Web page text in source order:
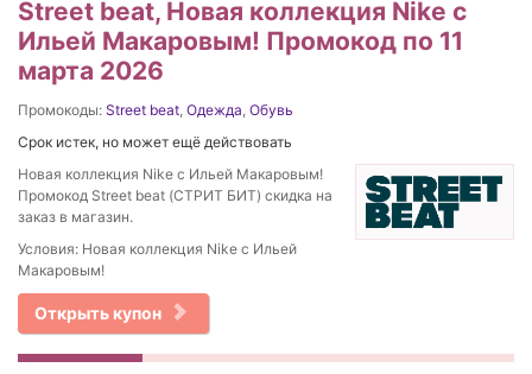
Street beat, Новая коллекция Nike c
Ильей Макаровым! Промокод по 11
марта 2026
Промокоды: Street beat, Одежда, Обувь
Срок истек, но может ещё действовать
Новая коллекция Nike c Ильей Макаровым!
Промокод Street beat (СТРИТ БИТ) скидка на
заказ в магазин.
Условия: Новая коллекция Nike c Ильей
Макаровым!
Открыть купон